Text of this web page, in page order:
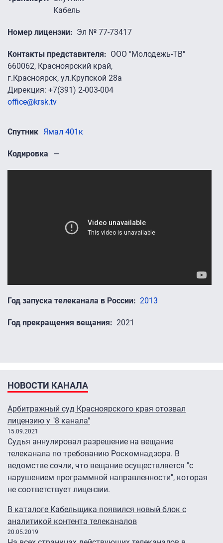
Кабель
Номер лицензии Эл № 77-73417
Контакты представителя
ООО "Молодежь-ТВ"
660062, Красноярский край,
г.Красноярск, ул.Крупской 28а
Дирекция: +7(391) 2-003-004
office@krsk.tv
Спутник Ямал 401к
Кодировка —
Год запуска телеканала в России 2013
Год прекращения вещания 2021
НОВОСТИ КАНАЛА
Арбитражный суд Красноярского края отозвал
лицензию у "8 канала"
15.09.2021
Судья аннулировал разрешение на вещание
телеканала по требованию Роскомнадзора. В
ведомстве сочли, что вещание осуществляется "с
нарушением программной направленности", которая
не соответствует лицензии.
В каталоге Кабельщика появился новый блок с
аналитикой контента телеканалов
20.05.2019